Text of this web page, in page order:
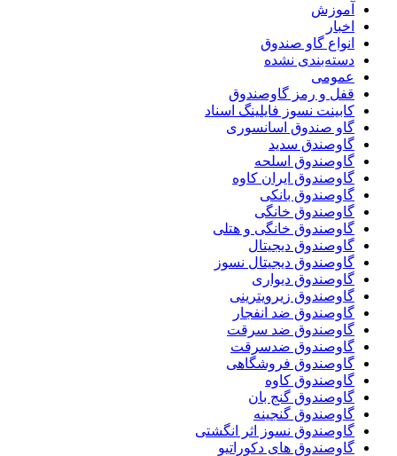
آموزش
اخبار
انواع گاو صندوق
دسته‌بندی نشده
عمومی
قفل و رمز گاوصندوق
کابینت نسوز فایلینگ اسناد
گاو صندوق اسانسوری
گاوصندق سدید
گاوصندوق اسلحه
گاوصندوق ایران کاوه
گاوصندوق بانکی
گاوصندوق خانگی
گاوصندوق خانگی و هتلی
گاوصندوق دیجیتال
گاوصندوق دیجیتال نسوز
گاوصندوق دیواری
گاوصندوق زیرویترینی
گاوصندوق ضد انفجار
گاوصندوق ضد سرقت
گاوصندوق ضدسرقت
گاوصندوق فروشگاهی
گاوصندوق کاوه
گاوصندوق گنج بان
گاوصندوق گنجینه
گاوصندوق نسوز اثر انگشتی
گاوصندوق های دکوراتیو